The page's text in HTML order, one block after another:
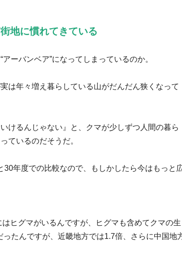
地に慣れてきている
ーバンベア”になってしまっているのか。
は年々増え暮らしている山がだんだん狭くなって
けるんじゃない』と、クマが少しずつ人間の暮ら
ているのだそうだ。
年度での比較なので、もしかしたら今はもっと
ヒグマがいるんですが、ヒグマも含めてクマの生
たんですが、近畿地方では1.7倍、さらに中国地